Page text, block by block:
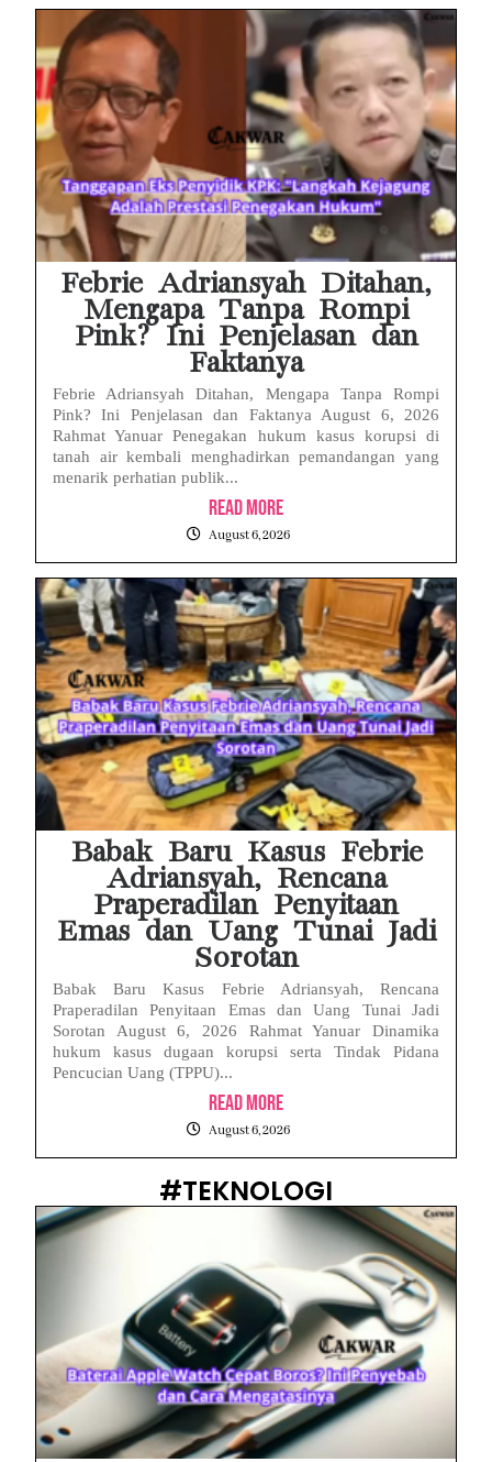
Febrie Adriansyah Ditahan,
Mengapa Tanpa Rompi
Pink? Ini Penjelasan dan
Faktanya
Febrie Adriansyah Ditahan, Mengapa Tanpa Rompi
Pink? Ini Penjelasan dan Faktanya August 6, 2026
Rahmat Yanuar Penegakan hukum kasus korupsi di
tanah air kembali menghadirkan pemandangan yang
menarik perhatian publik...
Read More
August 6, 2026
Babak Baru Kasus Febrie
Adriansyah, Rencana
Praperadilan Penyitaan
Emas dan Uang Tunai Jadi
Sorotan
Babak Baru Kasus Febrie Adriansyah, Rencana
Praperadilan Penyitaan Emas dan Uang Tunai Jadi
Sorotan August 6, 2026 Rahmat Yanuar Dinamika
hukum kasus dugaan korupsi serta Tindak Pidana
Pencucian Uang (TPPU)...
Read More
August 6, 2026
#TEKNOLOGI